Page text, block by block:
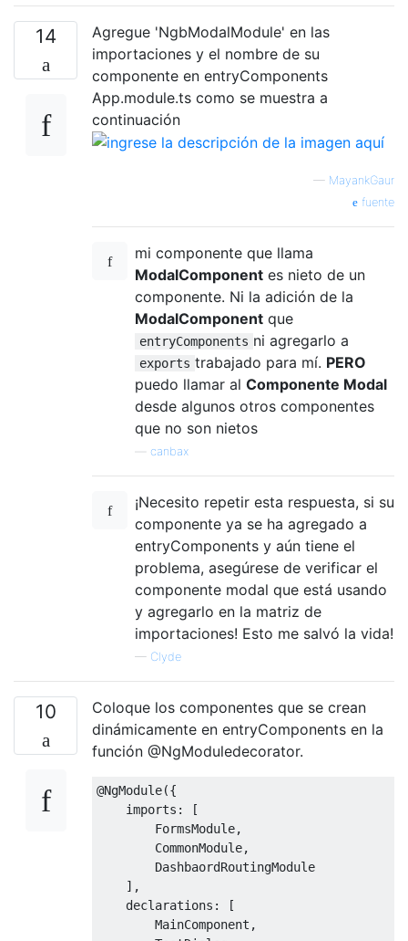
14
Agregue 'NgbModalModule' en las
importaciones y el nombre de su
componente en entryComponents
App.module.ts como se muestra a
continuación
— MayankGaur
fuente
mi componente que llama
ModalComponent es nieto de un
componente. Ni la adición de la
ModalComponent que
entryComponents ni agregarlo a
exports trabajado para mí. PERO
puedo llamar al Componente Modal
desde algunos otros componentes
que no son nietos
canbax
¡Necesito repetir esta respuesta, si su
componente ya se ha agregado a
entryComponents y aún tiene el
problema, asegúrese de verificar el
componente modal que está usando
y agregarlo en la matriz de
importaciones! Esto me salvó la vida!
— Clyde
10
Coloque los componentes que se crean
dinámicamente en entryComponents en la
función @NgModuledecorator.
@NgModule({
    imports: [
        FormsModule,
        CommonModule,
        DashbaordRoutingModule
    ],
    declarations: [
        MainComponent,